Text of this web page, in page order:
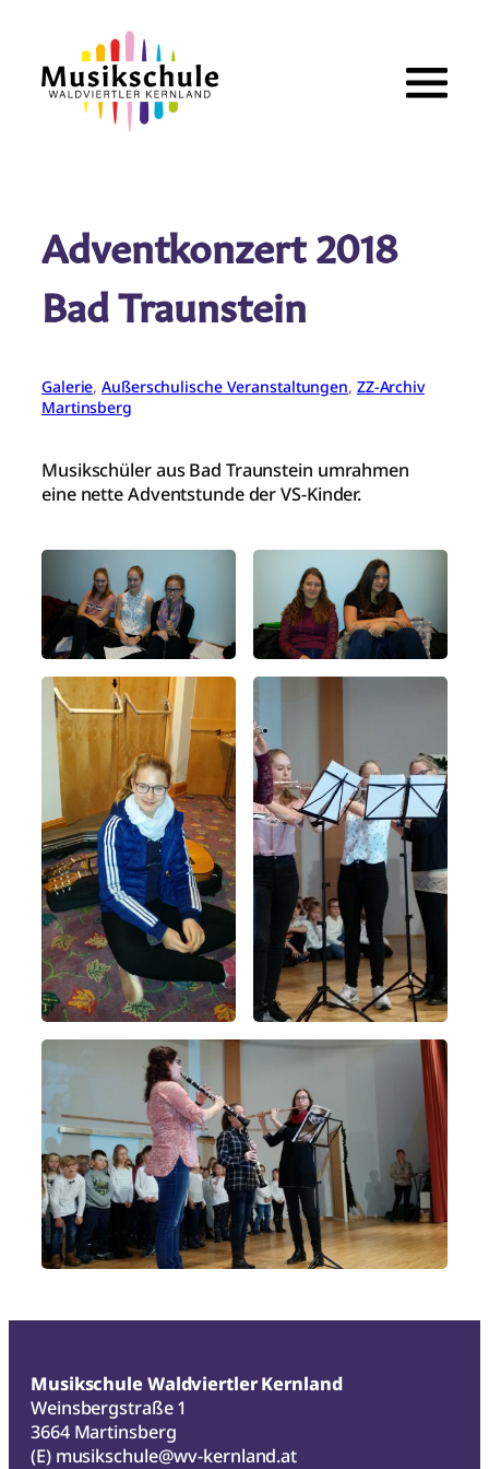
springen
Adventkonzert 2018
Bad Traunstein
Galerie, Außerschulische Veranstaltungen, ZZ-Archiv
Martinsberg
Musikschüler aus Bad Traunstein umrahmen
eine nette Adventstunde der VS-Kinder.
Musikschule Waldviertler Kernland
Weinsbergstraße 1
3664 Martinsberg
(E) musikschule@wv-kernland.at